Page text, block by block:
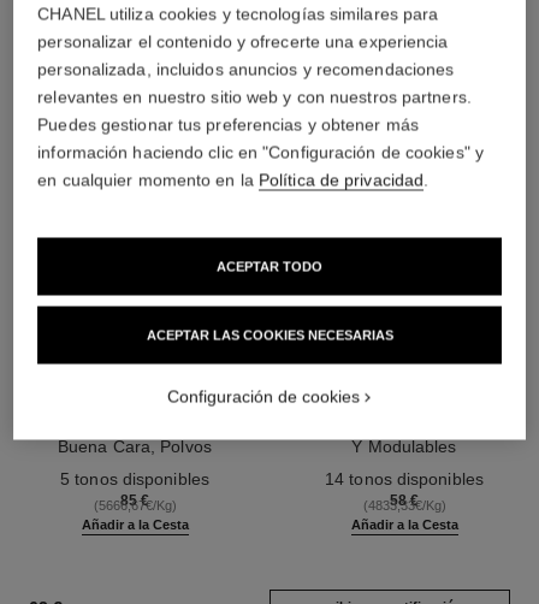
ensoleillée
Buena Cara, Polvos
Iluminador. Rostro, Cuello Y
Escote. Formato Maxi.
5 tonos disponibles
85 €
(5666,67€/Kg)
Añadir a la Cesta
Y Modulables
14 tonos disponibles
58 €
(4833,33€/Kg)
Añadir a la Cesta
CHANEL utiliza cookies y tecnologías similares para
personalizar el contenido y ofrecerte una experiencia
personalizada, incluidos anuncios y recomendaciones
relevantes en nuestro sitio web y con nuestros partners.
Puedes gestionar tus preferencias y obtener más
información haciendo clic en "Configuración de cookies" y
en cualquier momento en la Política de privacidad
ACEPTAR LAS COOKIES NECESARIAS
ACEPTAR TODO
Configuración de cookies